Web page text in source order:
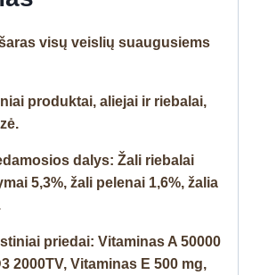
visų veislių suaugusiems
produktai, aliejai ir riebalai,
dalys: Žali riebalai
5,3%, žali pelenai 1,6%, žalia
priedai: Vitaminas A 50000
2000TV, Vitaminas E 500 mg,